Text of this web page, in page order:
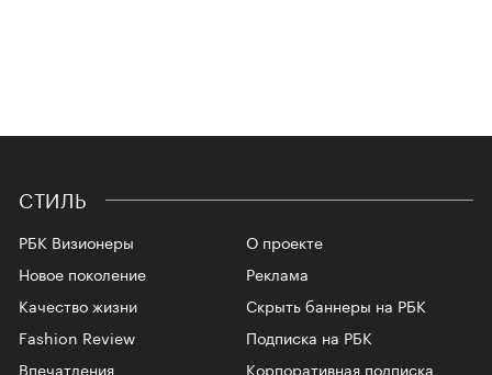
СТИЛЬ
РБК Визионеры
Новое поколение
Качество жизни
Fashion Review
Впечатления
О проекте
Реклама
Скрыть баннеры на РБК
Подписка на РБК
Корпоративная подписка